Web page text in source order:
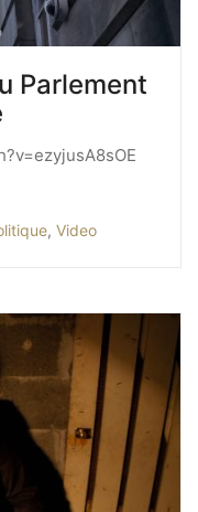
Parlement
, Video